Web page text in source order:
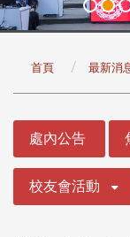
首頁 最新消
處內公告
校友會活動